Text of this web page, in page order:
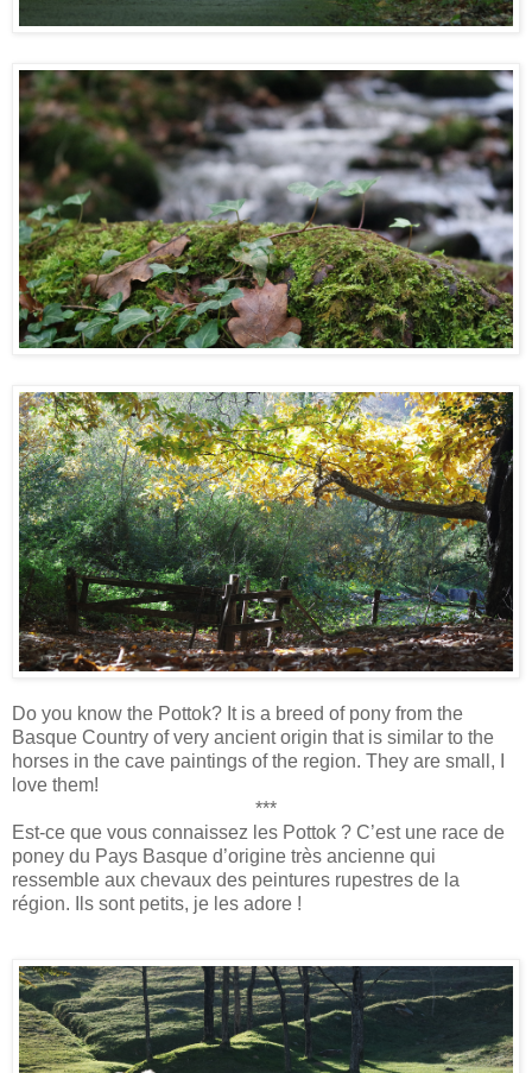
Do you know the Pottok? It is a breed of pony from the
Basque Country of very ancient origin that is similar to the
horses in the cave paintings of the region. They are small, I
love them!
***
Est-ce que vous connaissez les Pottok ? C’est une race de
poney du Pays Basque d’origine très ancienne qui
ressemble aux chevaux des peintures rupestres de la
région. Ils sont petits, je les adore !